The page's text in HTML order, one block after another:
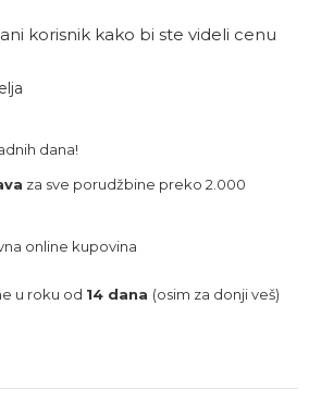
korisnik kako bi ste videli cenu
dana!
za sve porudžbine preko 2.000
online kupovina
u roku od 14 dana (osim za donji veš)